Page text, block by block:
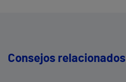
Consejos relacionados